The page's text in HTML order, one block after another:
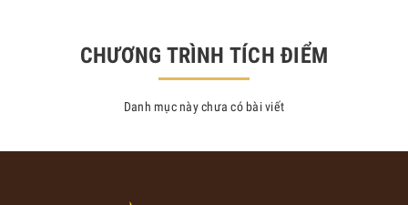
CHƯƠNG TRÌNH TÍCH ĐIỂM
Danh mục này chưa có bài viết